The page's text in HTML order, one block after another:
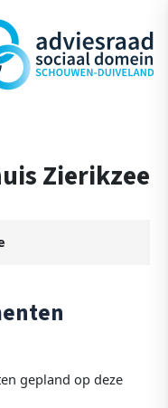
Zierikzee
gepland op deze